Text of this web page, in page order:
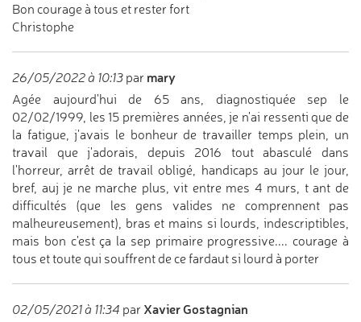
Bon courage à tous et rester fort
Christophe
26/05/2022 à 10:13 par mary
Agée aujourd'hui de 65 ans, diagnostiquée sep le
02/02/1999, les 15 premières années, je n'ai ressenti que de
la fatigue, j'avais le bonheur de travailler temps plein, un
travail que j'adorais, depuis 2016 tout abasculé dans
l'horreur, arrêt de travail obligé, handicaps au jour le jour,
bref, auj je ne marche plus, vit entre mes 4 murs, t ant de
difficultés (que les gens valides ne comprennent pas
malheureusement), bras et mains si lourds, indescriptibles,
mais bon c'est ça la sep primaire progressive.... courage à
tous et toute qui souffrent de ce fardaut si lourd à porter
02/05/2021 à 11:34 par Xavier Gostagnian